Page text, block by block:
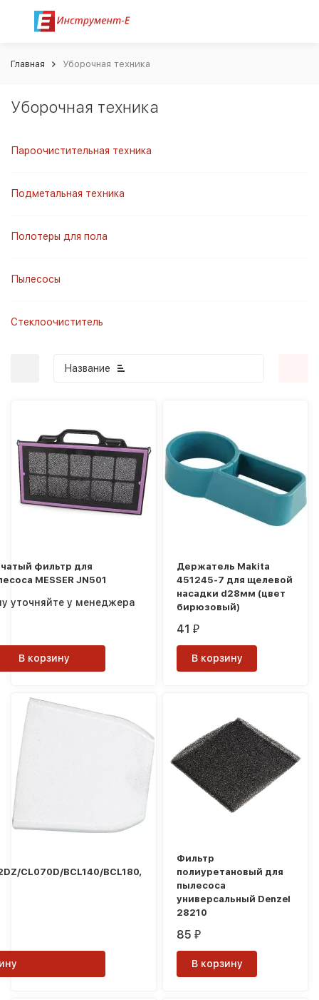
Главная Уборочная техника
Уборочная техника
Пароочистительная техника
Подметальная техника
Полотеры для пола
Пылесосы
Стеклоочиститель
Название
покупателей
фильтр для
MESSER JN501
уточняйте у менеджера
В корзину
Держатель Makita
451245-7 для щелевой
насадки d28мм (цвет
бирюзовый)
41₽
В корзину
CL070D/BCL140/BCL180,
Фильтр
полиуретановый для
пылесоса
универсальный Denzel
28210
85₽
В корзину